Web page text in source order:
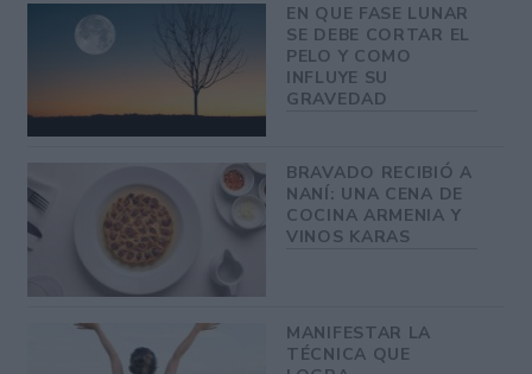
EN QUE FASE LUNAR
SE DEBE CORTAR EL
PELO Y COMO
INFLUYE SU
GRAVEDAD
BRAVADO RECIBIÓ A
NANÍ: UNA CENA DE
COCINA ARMENIA Y
VINOS KARAS
MANIFESTAR LA
TÉCNICA QUE